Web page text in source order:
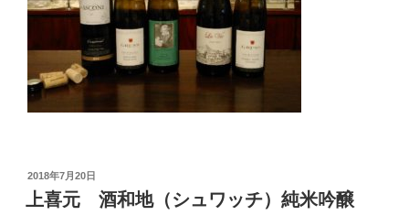
投
稿
日:
2018年7月20日
上喜元 酒和地（シュワッチ）純米吟醸